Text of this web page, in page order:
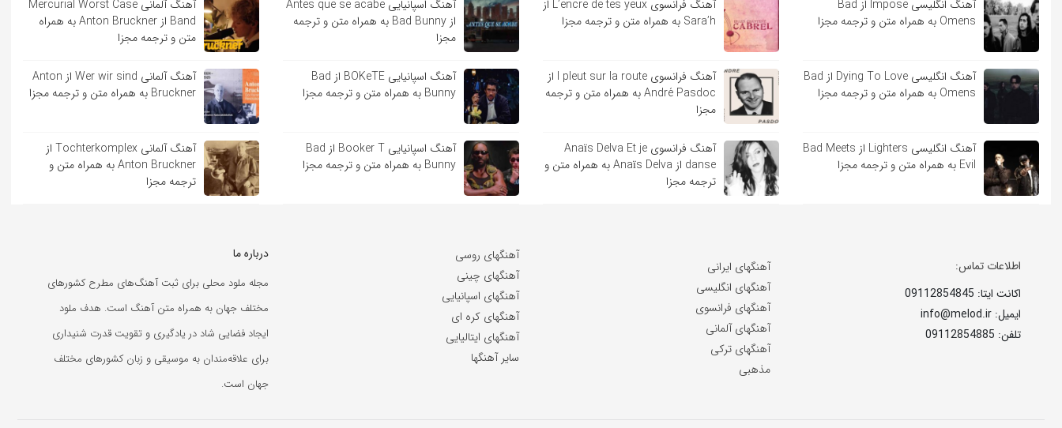
آهنگ انگلیسی Impose از Bad
Omens به همراه متن و ترجمه مجزا
آهنگ انگلیسی Dying To Love از Bad
Omens به همراه متن و ترجمه مجزا
آهنگ انگلیسی Lighters از Bad Meets
Evil به همراه متن و ترجمه مجزا
آهنگ فرانسوی L’encre de tes yeux از
Sara’h به همراه متن و ترجمه مجزا
آهنگ فرانسوی l pleut sur la route از
André Pasdoc به همراه متن و ترجمه
مجزا
آهنگ فرانسوی Anaïs Delva Et je
danse از Anaïs Delva به همراه متن و
ترجمه مجزا
آهنگ اسپانیایی Antes que se acabe
از Bad Bunny به همراه متن و ترجمه
مجزا
آهنگ اسپانیایی BOKeTE از Bad
Bunny به همراه متن و ترجمه مجزا
آهنگ اسپانیایی Booker T از Bad
Bunny به همراه متن و ترجمه مجزا
آهنگ آلمانی Mercurial Worst Case
Band از Anton Bruckner به همراه
متن و ترجمه مجزا
آهنگ آلمانی Wer wir sind از Anton
Bruckner به همراه متن و ترجمه مجزا
آهنگ آلمانی Tochterkomplex از
Anton Bruckner به همراه متن و
ترجمه مجزا
اطلاعات تماس:
اکانت ایتا: 09112854845
ایمیل: info@melod.ir
تلفن: 09112854885
آهنگهای ایرانی
آهنگهای انگلیسی
آهنگهای فرانسوی
آهنگهای آلمانی
آهنگهای ترکی
مذهبی
آهنگهای روسی
آهنگهای چینی
آهنگهای اسپانیایی
آهنگهای کره ای
آهنگهای ایتالیایی
سایر آهنگها
درباره ما
مجله ملود محلی برای ثبت آهنگ‌های مطرح کشورهای
مختلف جهان به همراه متن آهنگ است. هدف ملود
ایجاد فضایی شاد در یادگیری و تقویت قدرت شنیداری
برای علاقه‌مندان به موسیقی و زبان کشورهای مختلف
جهان است.